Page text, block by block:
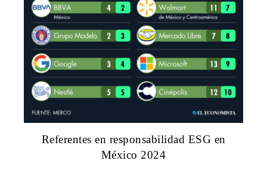
Referentes en responsabilidad ESG en
México 2024